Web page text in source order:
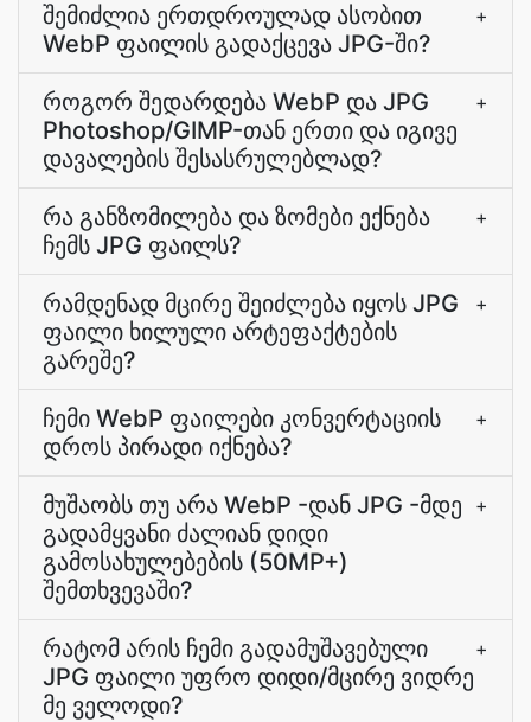
შემიძლია ერთდროულად ასობით
WebP ფაილის გადაქცევა JPG-ში?
+
როგორ შედარდება WebP და JPG
Photoshop/GIMP-თან ერთი და იგივე
დავალების შესასრულებლად?
+
რა განზომილება და ზომები ექნება
ჩემს JPG ფაილს?
+
რამდენად მცირე შეიძლება იყოს JPG
ფაილი ხილული არტეფაქტების
გარეშე?
+
ჩემი WebP ფაილები კონვერტაციის
დროს პირადი იქნება?
+
მუშაობს თუ არა WebP -დან JPG -მდე
გადამყვანი ძალიან დიდი
გამოსახულებების (50MP+)
შემთხვევაში?
+
რატომ არის ჩემი გადამუშავებული
JPG ფაილი უფრო დიდი/მცირე ვიდრე
მე ველოდი?
+